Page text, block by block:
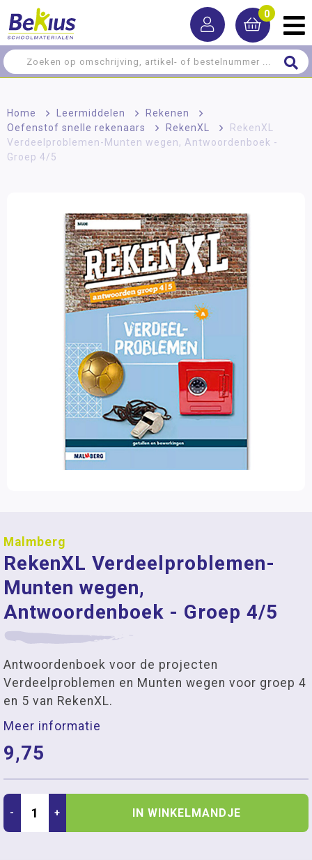
0
Home > Leermiddelen > Rekenen
>
Oefenstof snelle rekenaars
> RekenXL >
RekenXL
Verdeelproblemen-Munten wegen, Antwoordenboek -
Groep 4/5
Malmberg
RekenXL Verdeelproblemen-
Munten wegen,
Antwoordenboek - Groep 4/5
Antwoordenboek voor de projecten
Verdeelproblemen en Munten wegen voor groep 4
en 5 van RekenXL.
Meer informatie
9,75
- + IN WINKELMANDJE